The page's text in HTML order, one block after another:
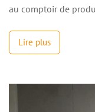
au comptoir de
Lire plus